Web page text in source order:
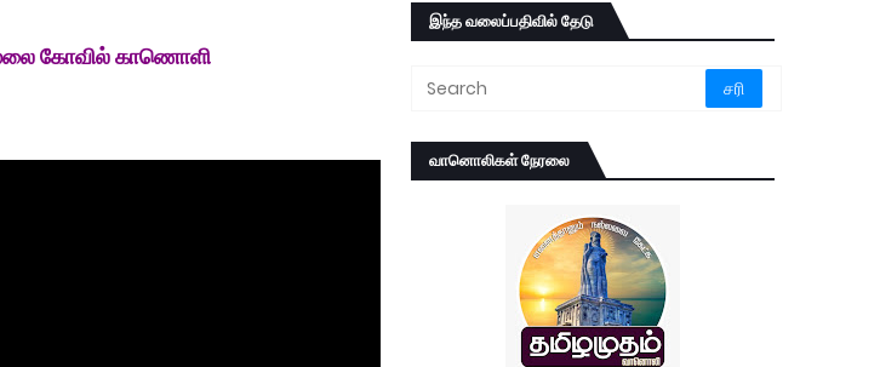
மலை கோவில் காணொளி
இந்த வலைப்பதிவில் தேடு
வானொலிகள் நேரலை